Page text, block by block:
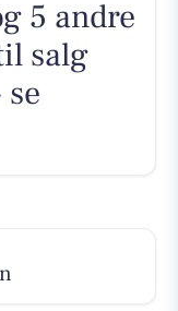
5 andre
salg